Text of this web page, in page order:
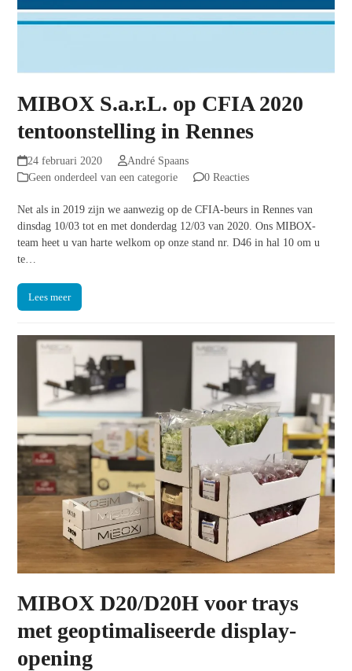
MIBOX S.a.r.L. op CFIA 2020
tentoonstelling in Rennes
24 februari 2020
André Spaans
Geen onderdeel van een categorie
0 Reacties
Net als in 2019 zijn we aanwezig op de CFIA-beurs in Rennes van
dinsdag 10/03 tot en met donderdag 12/03 van 2020. Ons MIBOX-
team heet u van harte welkom op onze stand nr. D46 in hal 10 om u
te…
Lees meer
MIBOX D20/D20H voor trays
met geoptimaliseerde display-
opening